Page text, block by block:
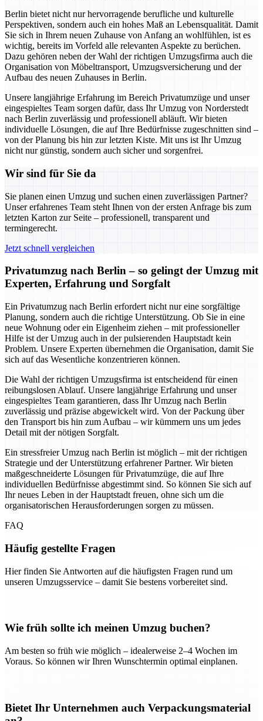
Berlin bietet nicht nur hervorragende berufliche und kulturelle
Perspektiven, sondern auch ein hohes Maß an Lebensqualität. Damit
Sie sich in Ihrem neuen Zuhause von Anfang an wohlfühlen, ist es
wichtig, bereits im Vorfeld alle relevanten Aspekte zu berüchen.
Dazu gehören neben der Wahl der richtigen Umzugsfirma auch die
Organisation von Möbeltransport, Umzugsversicherung und der
Aufbau des neuen Zuhauses in Berlin.
Unsere langjährige Erfahrung im Bereich Privatumzüge und unser
eingespieltes Team sorgen dafür, dass Ihr Umzug von Norderstedt
nach Berlin zuverlässig und professionell abläuft. Wir bieten
individuelle Lösungen, die auf Ihre Bedürfnisse zugeschnitten sind –
von der Planung bis hin zur letzten Kiste. Mit uns ist Ihr Umzug
nicht nur günstig, sondern auch sicher und sorgenfrei.
Wir sind für Sie da
Sie planen einen Umzug und suchen einen zuverlässigen Partner?
Unser erfahrenes Team steht Ihnen von der ersten Anfrage bis zum
letzten Karton zur Seite – professionell, transparent und
termingerecht.
Jetzt schnell vergleichen
Privatumzug nach Berlin – so gelingt der Umzug mit
Experten, Erfahrung und Sorgfalt
Ein Privatumzug nach Berlin erfordert nicht nur eine sorgfältige
Planung, sondern auch die richtige Unterstützung. Ob Sie in eine
neue Wohnung oder ein Eigenheim ziehen – mit professioneller
Hilfe ist der Umzug auch in der pulsierenden Hauptstadt kein
Problem. Unsere Experten übernehmen die Organisation, damit Sie
sich auf das Wesentliche konzentrieren können.
Die Wahl der richtigen Umzugsfirma ist entscheidend für einen
reibungslosen Ablauf. Unsere langjährige Erfahrung und unser
eingespieltes Team garantieren, dass Ihr Umzug nach Berlin
zuverlässig und präzise abgewickelt wird. Von der Packung über
den Transport bis hin zum Aufbau – wir kümmern uns um jedes
Detail mit der nötigen Sorgfalt.
Ein stressfreier Umzug nach Berlin ist möglich – mit der richtigen
Strategie und der Unterstützung erfahrener Partner. Wir bieten
maßgeschneiderte Lösungen für Privatumzüge, die auf Ihre
individuellen Bedürfnisse abgestimmt sind. So können Sie sich auf
Ihr neues Leben in der Hauptstadt freuen, ohne sich um die
organisatorischen Herausforderungen sorgen zu müssen.
FAQ
Häufig gestellte Fragen
Hier finden Sie Antworten auf die häufigsten Fragen rund um
unseren Umzugsservice – damit Sie bestens vorbereitet sind.
Wie früh sollte ich meinen Umzug buchen?
Am besten so früh wie möglich – idealerweise 2–4 Wochen im
Voraus. So können wir Ihren Wunschtermin optimal einplanen.
Bietet Ihr Unternehmen auch Verpackungsmaterial